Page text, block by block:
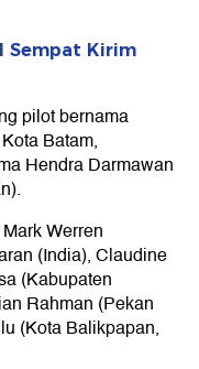
Sempat Kirim
pilot bernama
Batam,
Hendra Darmawan
Werren
(India), Claudine
(Kabupaten
Rahman (Pekan
(Kota Balikpapan,